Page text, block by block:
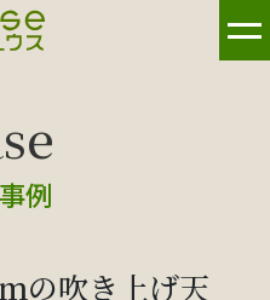
例
の吹き上げ天